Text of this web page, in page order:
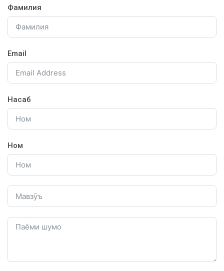
Фамилия
Email
Насаб
Ном